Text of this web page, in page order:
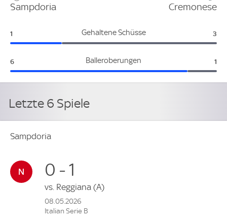
Sampdoria Cremonese
Gehaltene Schüsse
Sampdoria:
1 3
Balleroberungen
Sampdoria:
6 1
Letzte 6 Spiele
Sampdoria
0 - 1
vs. Reggiana (A)
08.05.2026
Italian Serie B